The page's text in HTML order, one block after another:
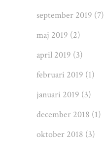
september 2019 (7)
maj 2019 (2)
april 2019 (3)
februari 2019 (1)
januari 2019 (3)
december 2018 (1)
oktober 2018 (3)